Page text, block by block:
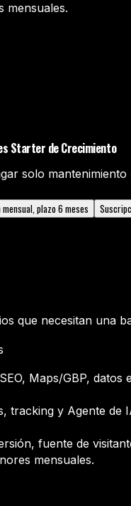
mensuales.
Starter de Crecimiento
solo
plazo 6 meses
que necesitan una
Maps/GBP,
y Agente de
fuente de
mensuales.